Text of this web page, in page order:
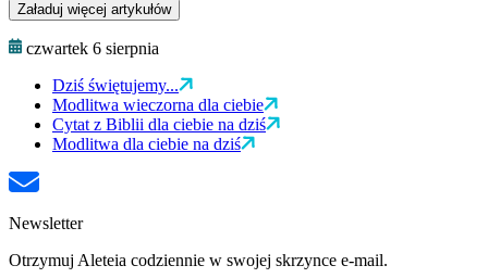
Załaduj więcej artykułów
czwartek 6 sierpnia
Dziś świętujemy...
Modlitwa wieczorna dla ciebie
Cytat z Biblii dla ciebie na dziś
Modlitwa dla ciebie na dziś
Newsletter
Otrzymuj Aleteia codziennie w swojej skrzynce e-mail.